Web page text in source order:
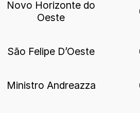
Novo Horizonte do
Oeste
São Felipe D’Oeste
Ministro Andreazza